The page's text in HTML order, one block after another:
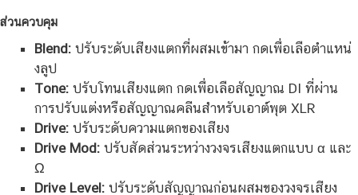
ส่วนควบคุม
Blend:ปรับระดับเสียงแตกที่ผสมเข้ามา กดเพื่อเลือตำแหน่
งลูป
Tone:ปรับโทนเสียงแตก กดเพื่อเลือสัญญาณ DI ที่ผ่าน
การปรับแต่งหรือสัญญาณคลีนสำหรับเอาต์พุต XLR
Drive:ปรับระดับความแตกของเสียง
Drive Mod:ปรับสัดส่วนระหว่างวงจรเสียงแตกแบบ α และ
Ω
Drive Level:ปรับระดับสัญญาณก่อนผสมของวงจรเสียง